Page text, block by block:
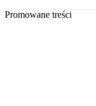
Promowane treści